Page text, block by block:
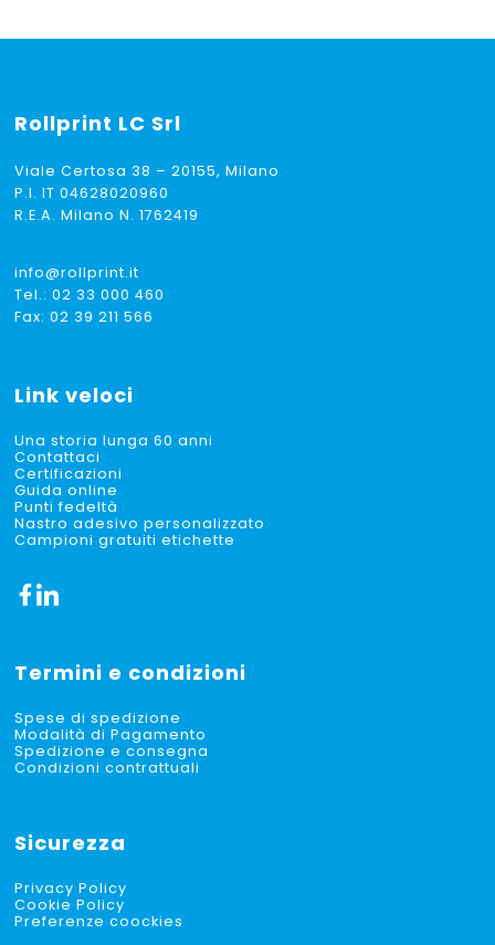
Rollprint LC Srl
Viale Certosa 38 – 20155, Milano
P.I. IT 04628020960
R.E.A. Milano N. 1762419
info@rollprint.it
Tel.:02 33 000 460
Fax: 02 39 211 566
Link veloci
Una storia lunga 60 anni
Contattaci
Certificazioni
Guida online
Punti fedeltà
Nastro adesivo personalizzato
Campioni gratuiti etichette
Termini e condizioni
Spese di spedizione
Modalità di Pagamento
Spedizione e consegna
Condizioni contrattuali
Sicurezza
Privacy Policy
Cookie Policy
Preferenze coockies